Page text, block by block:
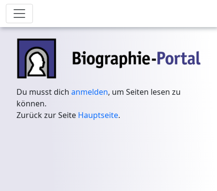
Du musst dichanmelden, um Seiten lesen zu
können.
Zurück zur Seite Hauptseite.